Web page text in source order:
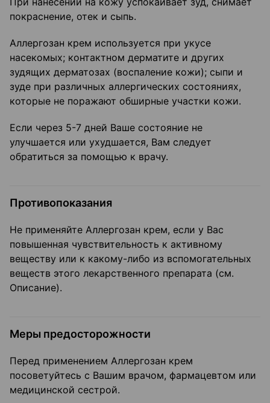
покраснение, отек и сыпь.
Аллергозан крем используется при укусе
насекомых; контактном дерматите и других
зудящих дерматозах (воспаление кожи); сыпи и
зуде при различных аллергических состояниях,
которые не поражают обширные участки кожи.
Если через 5-7 дней Ваше состояние не
улучшается или ухудшается, Вам следует
обратиться за помощью к врачу.
Противопоказания
Не применяйте Аллергозан крем, если у Вас
повышенная чувствительность к активному
веществу или к какому-либо из вспомогательных
веществ этого лекарственного препарата (см.
Описание).
Меры предосторожности
Перед применением Аллергозан крем
посоветуйтесь с Вашим врачом, фармацевтом или
медицинской сестрой.